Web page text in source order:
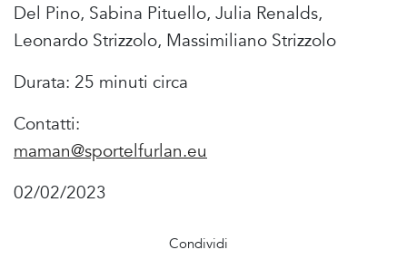
Del Pino, Sabina Pituello, Julia Renalds,
Leonardo Strizzolo, Massimiliano Strizzolo
Durata: 25 minuti circa
Contatti:
maman@sportelfurlan.eu
02/02/2023
Condividi